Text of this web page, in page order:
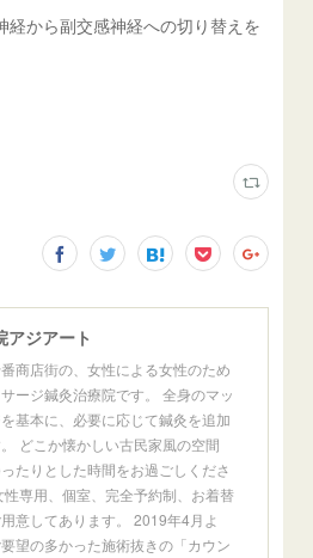
経から副交感神経への切り替えを
アジアート
商店街の、女性による女性のため
ージ鍼灸治療院です。 全身のマッ
基本に、必要に応じて鍼灸を追加
どこか懐かしい古民家風の空間
たりとした時間をお過ごしくださ
性専用、個室、完全予約制、お着替
意してあります。 2019年4月よ
望の多かった施術抜きの「カウン